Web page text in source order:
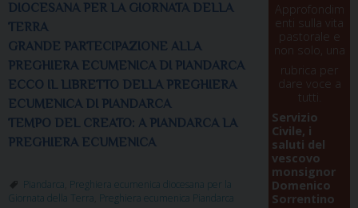
DIOCESANA PER LA GIORNATA DELLA
TERRA
GRANDE PARTECIPAZIONE ALLA
PREGHIERA ECUMENICA DI PIANDARCA
ECCO IL LIBRETTO DELLA PREGHIERA
ECUMENICA DI PIANDARCA
TEMPO DEL CREATO: A PIANDARCA LA
PREGHIERA ECUMENICA
Piandarca Preghiera ecumenica diocesana per la
Giornata della Terra Preghiera ecumenica Piandarca
Approfondim
enti sulla vita
pastorale e
non solo, una
rubrica per
dare voce a
tutti.
Servizio
Civile, i
saluti del
vescovo
monsignor
Domenico
Sorrentino